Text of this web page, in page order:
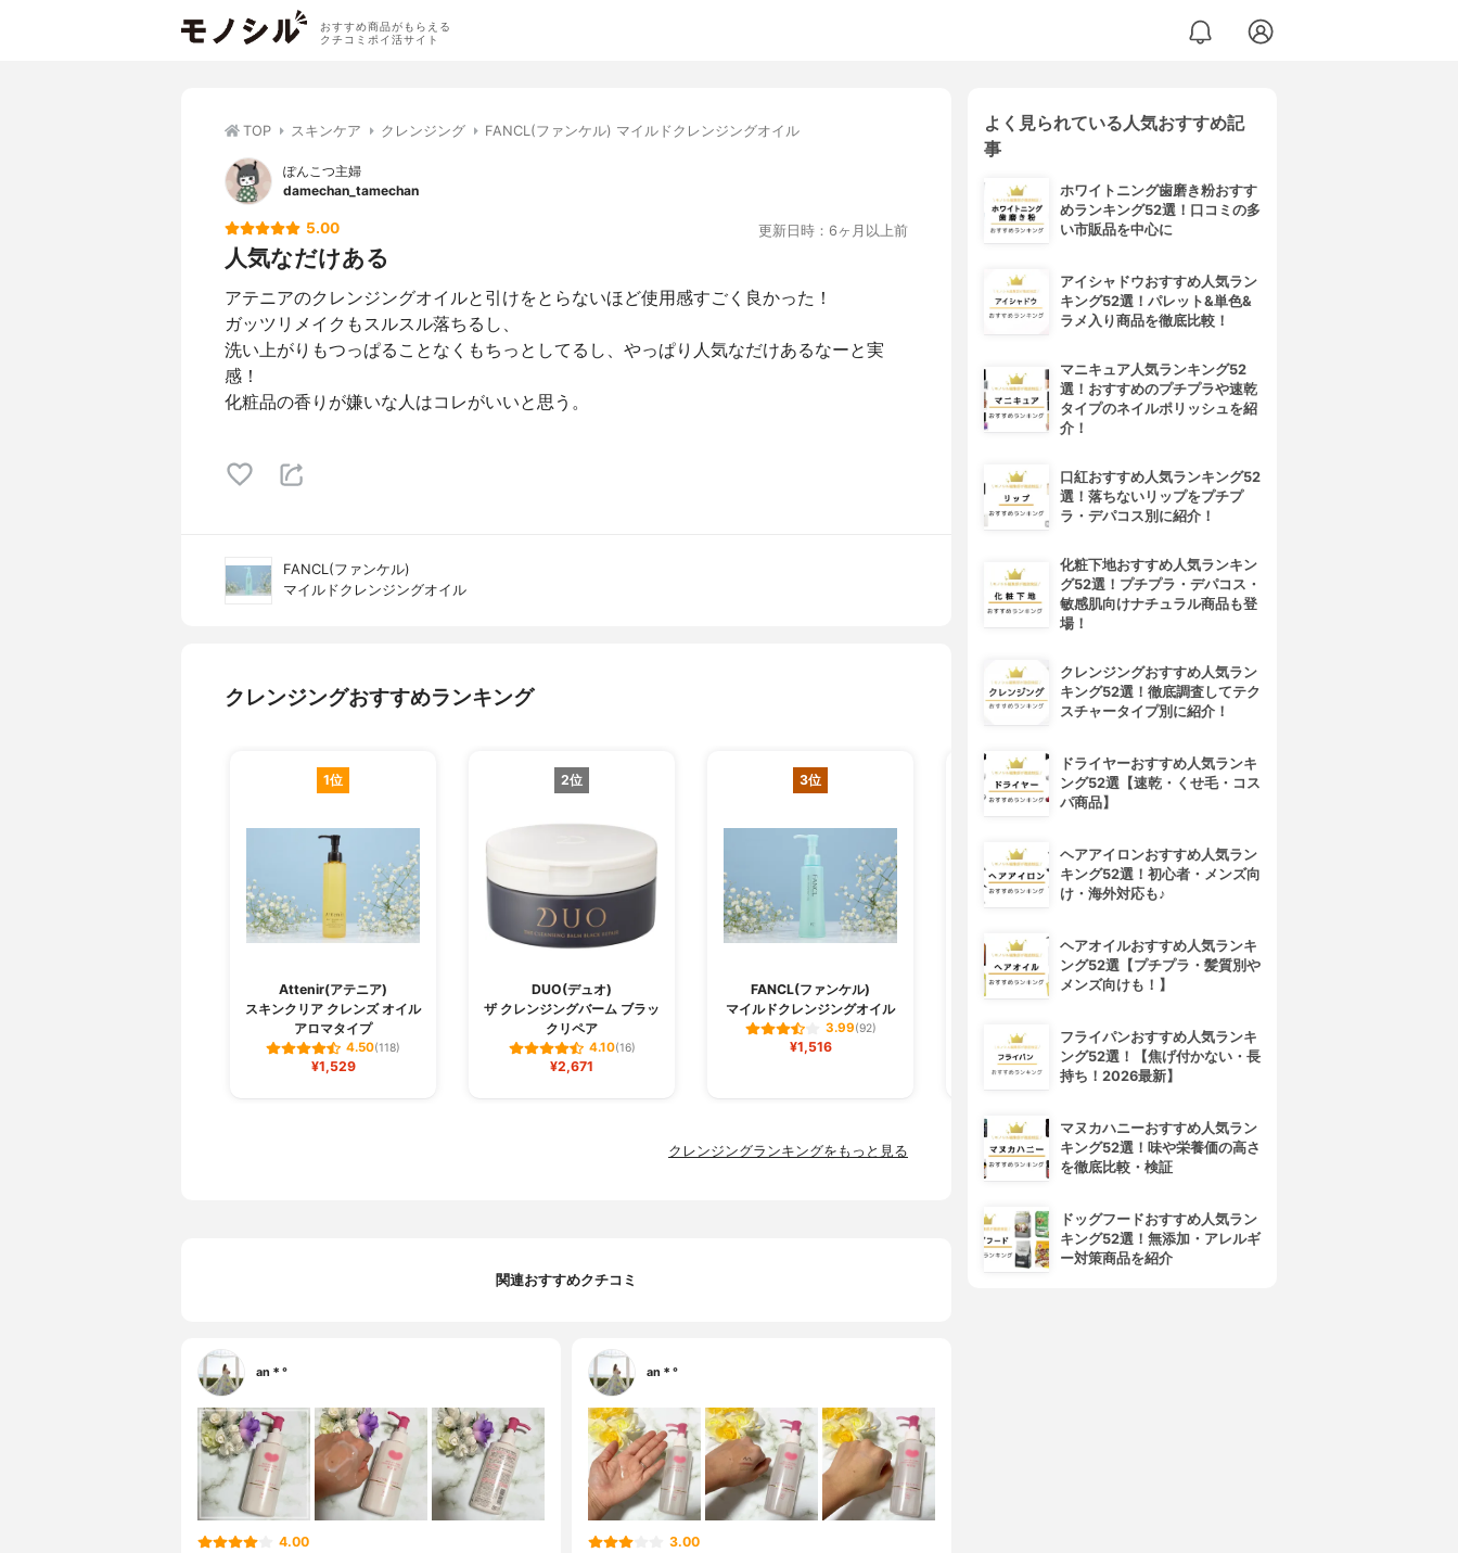
おすすめ商品がもらえる
クチコミポイ活サイト
TOP スキンケア クレンジング FANCL(ファンケル) マイルドクレンジングオイル
ぽんこつ主婦
damechan_tamechan
5.00 更新日時：6ヶ月以上前
人気なだけある
アテニアのクレンジングオイルと引けをとらないほど使用感すごく良かった！
ガッツリメイクもスルスル落ちるし、
洗い上がりもつっぱることなくもちっとしてるし、やっぱり人気なだけあるなーと実
感！
化粧品の香りが嫌いな人はコレがいいと思う。
FANCL(ファンケル)
マイルドクレンジングオイル
クレンジングおすすめランキング
1位
Attenir(アテニア)
スキンクリア クレンズ オイル
アロマタイプ
4.50(118)
¥1,529
2位
DUO(デュオ)
ザ クレンジングバーム ブラッ
クリペア
4.10(16)
¥2,671
3位
FANCL(ファンケル)
マイルドクレンジングオイル
3.99(92)
¥1,516
4位
COVERMARK(カバーマーク)
ミルク
3.99(86)
¥2,749
ティ クレンジング オイル
クレンジングランキングをもっと見る
関連おすすめクチコミ
an＊°
4.00
an＊°
3.00
よく見られている人気おすすめ記
事
ホワイトニング歯磨き粉おすす
めランキング52選！口コミの多
い市販品を中心に
アイシャドウおすすめ人気ラン
キング52選！パレット&単色&
ラメ入り商品を徹底比較！
マニキュア人気ランキング52
選！おすすめのプチプラや速乾
タイプのネイルポリッシュを紹
介！
口紅おすすめ人気ランキング52
選！落ちないリップをプチプ
ラ・デパコス別に紹介！
化粧下地おすすめ人気ランキン
グ52選！プチプラ・デパコス・
敏感肌向けナチュラル商品も登
場！
クレンジングおすすめ人気ラン
キング52選！徹底調査してテク
スチャータイプ別に紹介！
ドライヤーおすすめ人気ランキ
ング52選【速乾・くせ毛・コス
パ商品】
ヘアアイロンおすすめ人気ラン
キング52選！初心者・メンズ向
け・海外対応も♪
ヘアオイルおすすめ人気ランキ
ング52選【プチプラ・髪質別や
メンズ向けも！】
フライパンおすすめ人気ランキ
ング52選！【焦げ付かない・長
持ち！2026最新】
マヌカハニーおすすめ人気ラン
キング52選！味や栄養価の高さ
を徹底比較・検証
ドッグフードおすすめ人気ラン
キング52選！無添加・アレルギ
ー対策商品を紹介